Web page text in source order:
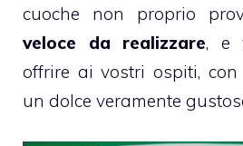
cuoche non proprio
veloce da realizzare, e
offrire ai vostri ospiti,
un dolce veramente